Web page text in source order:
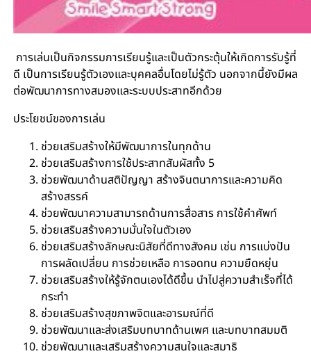
การเล่นเป็นกิจกรรมการเรียนรู้และเป็นตัวกระตุ้นให้เกิดการรับรู้ที่
ดี เป็นการเรียนรู้ตัวเองและบุคคลอื่นโดยไม่รู้ตัว นอกจากนี้ยังมีผล
ต่อพัฒนาการทางสมองและระบบประสาทอีกด้วย
ประโยชน์ของการเล่น
ช่วยเสริมสร้างให้มีพัฒนาการในทุกด้าน
ช่วยเสริมสร้างการใช้ประสาทสัมผัสทั้ง 5
ช่วยพัฒนาด้านสติปัญญา สร้างจินตนาการและความคิด
สร้างสรรค์
ช่วยพัฒนาความสามารถด้านการสื่อสาร การใช้คำศัพท์
ช่วยเสริมสร้างความมั่นใจในตัวเอง
ช่วยเสริมสร้างลักษณะนิสัยที่ดีทางสังคม เช่น การแบ่งปัน
การผลัดเปลี่ยน การช่วยเหลือ การอดทน ความยืดหยุ่น
ช่วยเสริมสร้างให้รู้จักตนเองได้ดีขึ้น นำไปสู่ความสำเร็จที่ได้
กระทำ
ช่วยเสริมสร้างสุขภาพจิตและอารมณ์ที่ดี
ช่วยพัฒนาและส่งเสริมบทบาทด้านเพศ และบทบาทสมมติ
ช่วยพัฒนาและเสริมสร้างความสนใจและสมาธิ